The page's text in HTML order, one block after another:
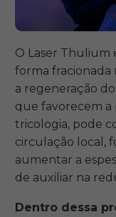
O Laser Thulium
forma
a regeneração
que favorecem a
tricologia, pode
circulação local,
aumentar a
de auxiliar na
Dentro dessa